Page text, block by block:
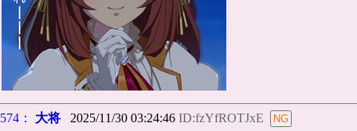
574： 大将 2025/11/30 03:24:46 ID:fzYfROTJxE